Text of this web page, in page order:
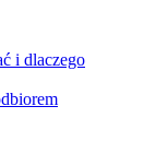
i dlaczego